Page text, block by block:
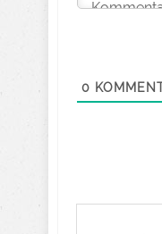
0